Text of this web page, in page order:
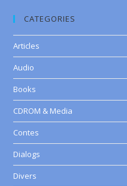
CATEGORIES
Articles
Audio
Books
CDROM & Media
Contes
Dialogs
Divers